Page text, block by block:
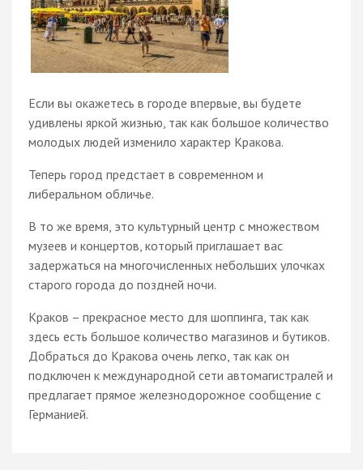
Если вы окажетесь в городе впервые, вы будете
удивлены яркой жизнью, так как большое количество
молодых людей изменило характер Кракова.
Теперь город предстает в современном и
либеральном обличье.
В то же время, это культурный центр с множеством
музеев и концертов, который приглашает вас
задержаться на многочисленных небольших улочках
старого города до поздней ночи.
Краков – прекрасное место для шоппинга, так как
здесь есть большое количество магазинов и бутиков.
Добраться до Кракова очень легко, так как он
подключен к международной сети автомагистралей и
предлагает прямое железнодорожное сообщение с
Германией.